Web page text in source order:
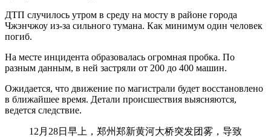
ДТП случилось утром в среду на мосту в районе города
Чжэнчжоу из-за сильного тумана. Как минимум один человек
погиб.
На месте инцидента образовалась огромная пробка. По
разным данным, в ней застряли от 200 до 400 машин.
Ожидается, что движение по магистрали будет восстановлено
в ближайшее время. Детали происшествия выясняются,
ведется следствие.
12月28日早上，郑州郑新黄河大桥突发团雾，导致